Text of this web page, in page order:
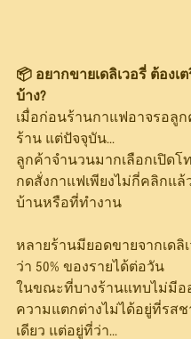
📦 อยากขายเดลิเวอรี่ ต้องเ
บ้าง?
เมื่อก่อนร้านกาแฟอาจรอลูก
ร้าน แต่ปัจจุบัน...
ลูกค้าจำนวนมากเลือกเปิด
กดสั่งกาแฟเพียงไม่กี่คลิกแล้
บ้านหรือที่ทำงาน
หลายร้านมียอดขายจากเดลิ
ว่า 50% ของรายได้ต่อวัน
ในขณะที่บางร้านแทบไม่มีออ
ความแตกต่างไม่ได้อยู่ที่รสช
เดียว แต่อยู่ที่ว่า...